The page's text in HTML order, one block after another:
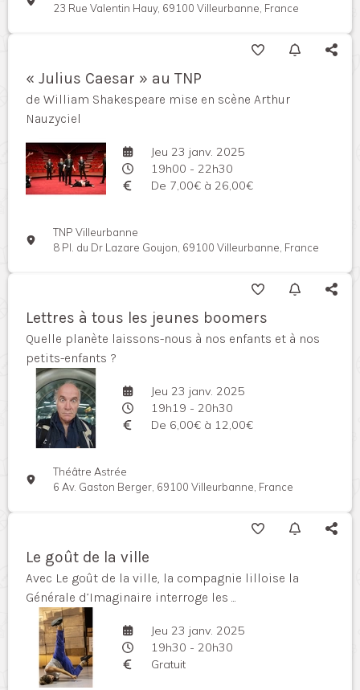
23 Rue Valentin Hauy, 69100 Villeurbanne, France
« Julius Caesar » au TNP
de William Shakespeare mise en scène Arthur
Nauzyciel
Jeu 23 janv. 2025
19h00 - 22h30
De 7,00€ à 26,00€
TNP Villeurbanne
8 Pl. du Dr Lazare Goujon, 69100 Villeurbanne, France
Lettres à tous les jeunes boomers
Quelle planète laissons-nous à nos enfants et à nos
petits-enfants ?
Jeu 23 janv. 2025
19h19 - 20h30
De 6,00€ à 12,00€
Théâtre Astrée
6 Av. Gaston Berger, 69100 Villeurbanne, France
Le goût de la ville
Avec Le goût de la ville, la compagnie lilloise la
Générale d’Imaginaire interroge les ...
Jeu 23 janv. 2025
19h30 - 20h30
Gratuit